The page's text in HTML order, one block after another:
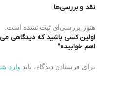
نقد و بررسی‌ها
هنوز بررسی‌ای ثبت نشده است.
اهم خوابیده”
برای فرستادن دیدگاه، باید وارد